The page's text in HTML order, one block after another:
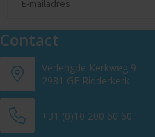
Contact
Verlengde Kerkweg 9
2981 GE Ridderkerk
+31 (0)10 200 60 60